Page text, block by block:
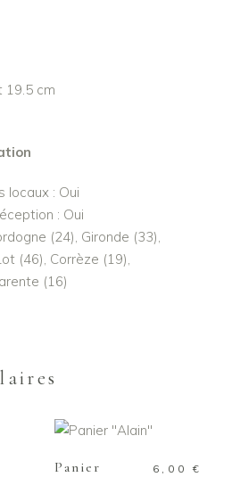
19.5 cm
locaux : Oui
: Oui
(24), Gironde (33),
(46), Corrèze (19),
(16)
PANIER
Panier
6,00 €